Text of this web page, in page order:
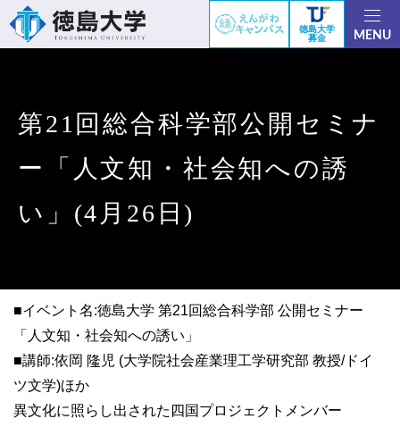
徳島大学
募金
MENU
第21回総合科学部公開セミナ
ー「人文知・社会知への誘
い」(4月26日)
■イベント名:徳島大学 第21回総合科学部 公開セミナー
「人文知・社会知への誘い」
■講師:依岡 隆児 (大学院社会産業理工学研究部 教授/ドイ
ツ文学)ほか
異文化に照らし出された四国プロジェクトメンバー